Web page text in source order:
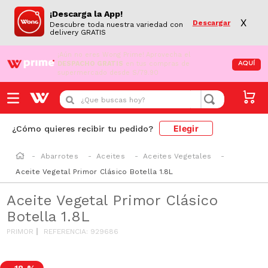
¡Descarga la App!
Descubre toda nuestra variedad con
delivery GRATIS
Descargar X
¡Aún no eres Wong Prime! Aprovecha el
DESPACHO GRATIS en tus compras de
supermercado desde S/79.90
AQUÍ
¿Que buscas hoy?
¿Cómo quieres recibir tu pedido? Elegir
Abarrotes Aceites
Aceites Vegetales
Aceite Vegetal Primor Clásico Botella 1.8L
Aceite Vegetal Primor Clásico
Botella 1.8L
PRIMOR REFERENCIA: 929686